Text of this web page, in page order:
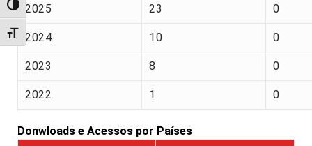
Alternar alto contraste
Alternar tamanho da fonte
2025 23 0
2024 10 0
2023 8 0
2022 1 0
Donwloads e Acessos por Países